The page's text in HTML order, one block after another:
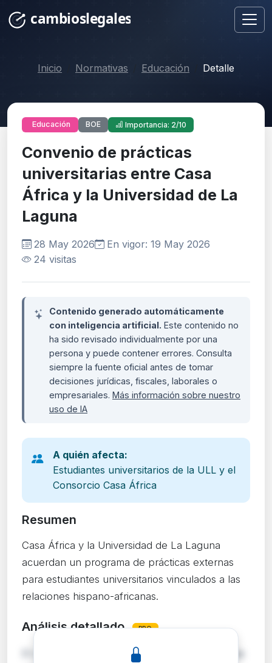
Inicio Normativas Educación Detalle
Educación BOE Importancia: 2/10
Convenio de prácticas
universitarias entre Casa
África y la Universidad de La
Laguna
28 May 2026
En vigor: 19 May 2026
24 visitas
Contenido generado automáticamente
con inteligencia artificial. Este contenido no
ha sido revisado individualmente por una
persona y puede contener errores. Consulta
siempre la fuente oficial antes de tomar
decisiones jurídicas, fiscales, laborales o
empresariales. Más información sobre nuestro
uso de IA
A quién afecta:
Estudiantes universitarios de la ULL y el
Consorcio Casa África
Resumen
Casa África y la Universidad de La Laguna
acuerdan un programa de prácticas externas
para estudiantes universitarios vinculados a las
relaciones hispano-africanas.
Análisis detallado PRO
El convenio formaliza la realización de prácticas